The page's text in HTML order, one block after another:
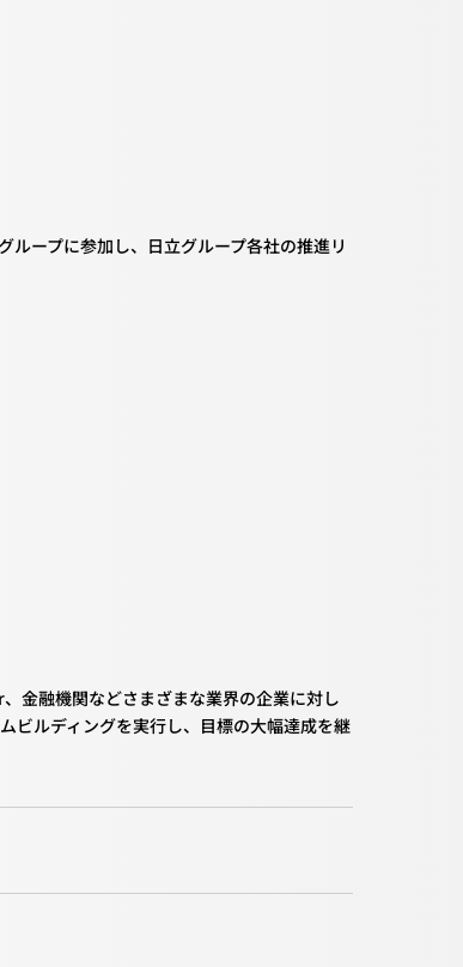
ープに参加し、日立グループ各社の推進リ
金融機関などさまざまな業界の企業に対し
ビルディングを実行し、目標の大幅達成を継